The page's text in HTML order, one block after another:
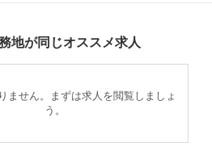
地が同じオススメ求人
ません。まずは求人を閲覧しましょ
う。